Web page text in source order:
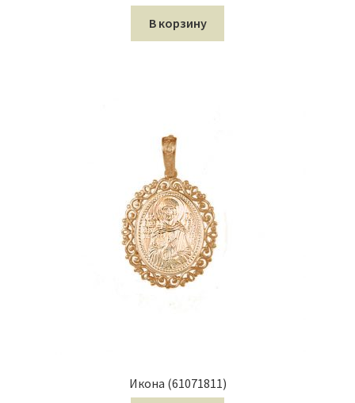
В корзину
Икона (61071811)